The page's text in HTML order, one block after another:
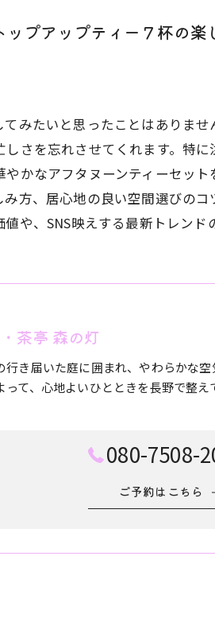
プアップティー７杯の楽
みたいと思ったことはありま
さを忘れさせてくれます。特
かなアフタヌーンティーセッ
方、居心地の良い空間選びの
や、SNS映えする最新トレンド
茶亭 森の灯
行き届いた庭に囲まれ、やわらかな
て、心地よいひとときを長野で整え
080-7508-
ご予約はこちら